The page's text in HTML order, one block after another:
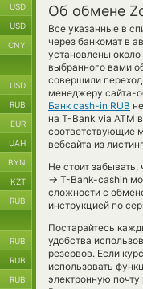
Об обмене
Все указанные в
через банкомат в
установлены
выбранного вами
совершили
менеджеру сайта-
Банк cash-in RUB
на T-Bank via ATM
соответствующие
вебсайта из
Не стоит
→ T-Bank-cashin
сложности с
инструкцией по
Постарайтесь
удобства
резервов. Если
использовать
электронную
USD
USD
CNY
USD
RUB
EUR
UAH
BYN
KZT
RUB
RUB
RUB
RUB